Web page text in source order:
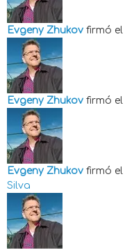
Evgeny Zhukov firmó el
Evgeny Zhukov firmó el
Evgeny Zhukov firmó el
Silva